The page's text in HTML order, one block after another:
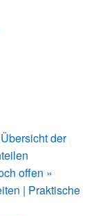
der
offen »
| Praktische